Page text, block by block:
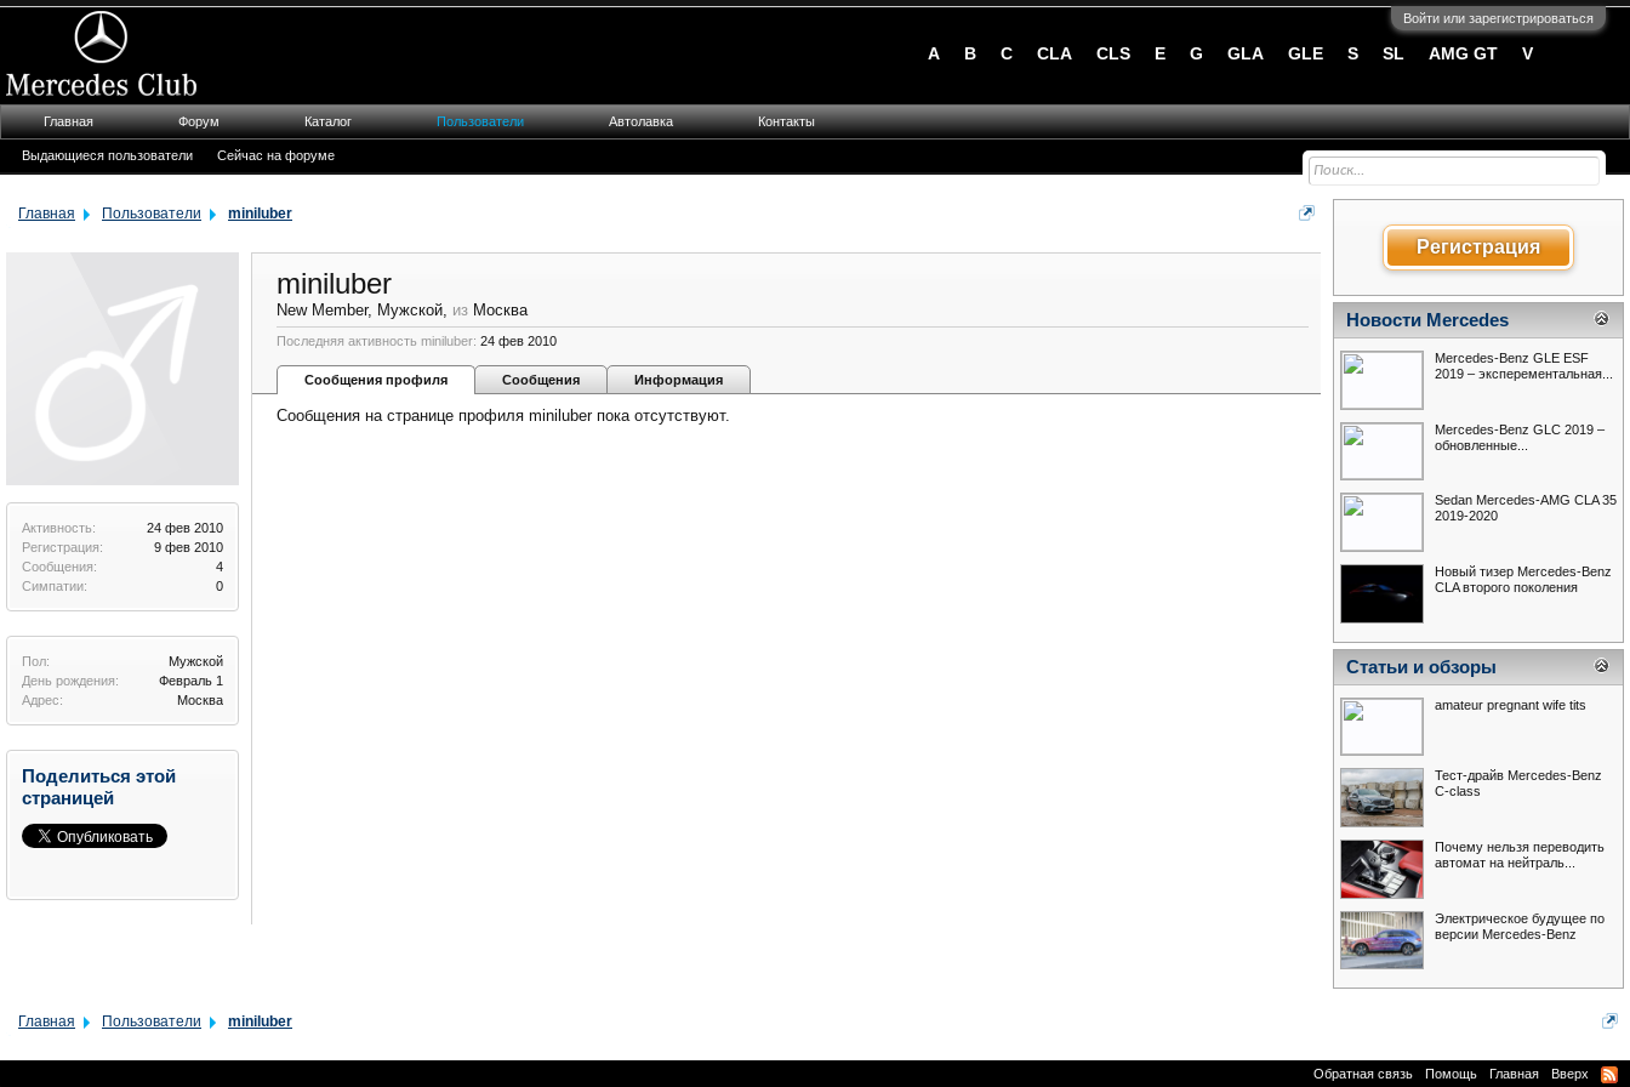
Войти или зарегистрироваться
Главная Пользователи miniluber
Активность:
24 фев 2010
Регистрация:
9 фев 2010
Сообщения:
4
Симпатии:
0
Пол:
Мужской
День рождения:
Февраль 1
Адрес:
Москва
Поделиться этой
страницей
miniluber
New Member, Мужской, из Москва
Последняя активность miniluber: 24 фев 2010
Сообщения профиля Сообщения Информация
Сообщения на странице профиля miniluber пока отсутствуют.
Регистрация
Новости Mercedes
Mercedes-Benz GLE ESF
2019 – эксперементальная...
Mercedes-Benz GLC 2019 –
обновленные...
Sedan Mercedes-AMG CLA 35
2019-2020
Новый тизер Mercedes-Benz
CLA второго поколения
Статьи и обзоры
amateur pregnant wife tits
Тест-драйв Mercedes-Benz
С-class
Почему нельзя переводить
автомат на нейтраль...
Электрическое будущее по
версии Mercedes-Benz
Главная Пользователи miniluber
A B C CLA CLS E G GLA GLE S SL AMG GT V
Главная Форум Каталог Пользователи
Выдающиеся пользователи Сейчас на форуме
Автолавка Контакты
Обратная связь Помощь Главная Вверх